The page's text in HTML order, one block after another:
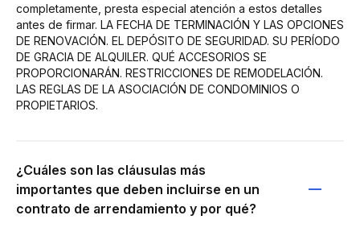
completamente, presta especial atención a estos detalles
antes de firmar. LA FECHA DE TERMINACIÓN Y LAS OPCIONES
DE RENOVACIÓN. EL DEPÓSITO DE SEGURIDAD. SU PERÍODO
DE GRACIA DE ALQUILER. QUÉ ACCESORIOS SE
PROPORCIONARÁN. RESTRICCIONES DE REMODELACIÓN.
LAS REGLAS DE LA ASOCIACIÓN DE CONDOMINIOS O
PROPIETARIOS.
¿Cuáles son las cláusulas más
importantes que deben incluirse en un
contrato de arrendamiento y por qué?